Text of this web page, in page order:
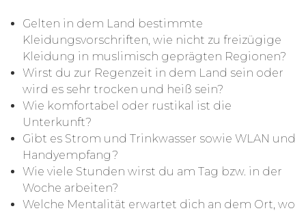
Gelten in dem Land bestimmte
Kleidungsvorschriften, wie nicht zu freizügige
Kleidung in muslimisch geprägten Regionen?
Wirst du zur Regenzeit in dem Land sein oder
wird es sehr trocken und heiß sein?
Wie komfortabel oder rustikal ist die
Unterkunft?
Gibt es Strom und Trinkwasser sowie WLAN und
Handyempfang?
Wie viele Stunden wirst du am Tag bzw. in der
Woche arbeiten?
Welche Mentalität erwartet dich an dem Ort, wo